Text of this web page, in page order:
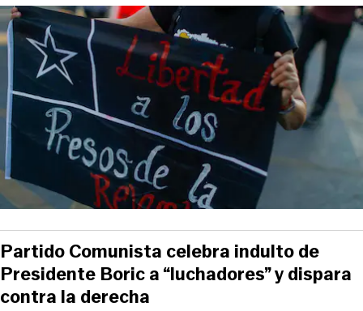
Partido Comunista celebra indulto de
Presidente Boric a “luchadores” y dispara
contra la derecha